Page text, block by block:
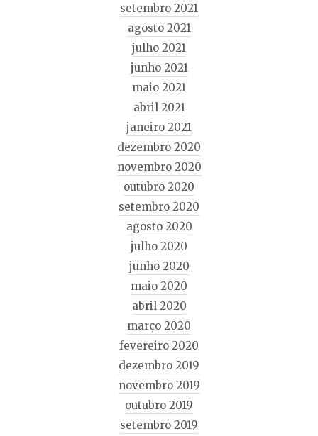
setembro 2021
agosto 2021
julho 2021
junho 2021
maio 2021
abril 2021
janeiro 2021
dezembro 2020
novembro 2020
outubro 2020
setembro 2020
agosto 2020
julho 2020
junho 2020
maio 2020
abril 2020
março 2020
fevereiro 2020
dezembro 2019
novembro 2019
outubro 2019
setembro 2019